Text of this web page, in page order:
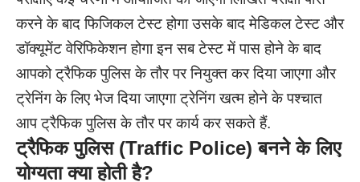
करने के बाद फिजिकल टेस्ट होगा उसके बाद मेडिकल टेस्ट और
डॉक्यूमेंट वेरिफिकेशन होगा इन सब टेस्ट में पास होने के बाद
आपको ट्रैफिक पुलिस के तौर पर नियुक्त कर दिया जाएगा और
ट्रेनिंग के लिए भेज दिया जाएगा ट्रेनिंग खत्म होने के पश्चात
आप ट्रैफिक पुलिस के तौर पर कार्य कर सकते हैं.
ट्रैफिक पुलिस (Traffic Police)बनने के लिए
योग्यता क्या होती है?